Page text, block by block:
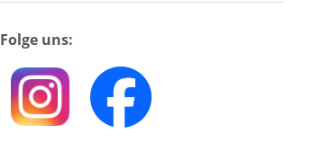
Folge uns: